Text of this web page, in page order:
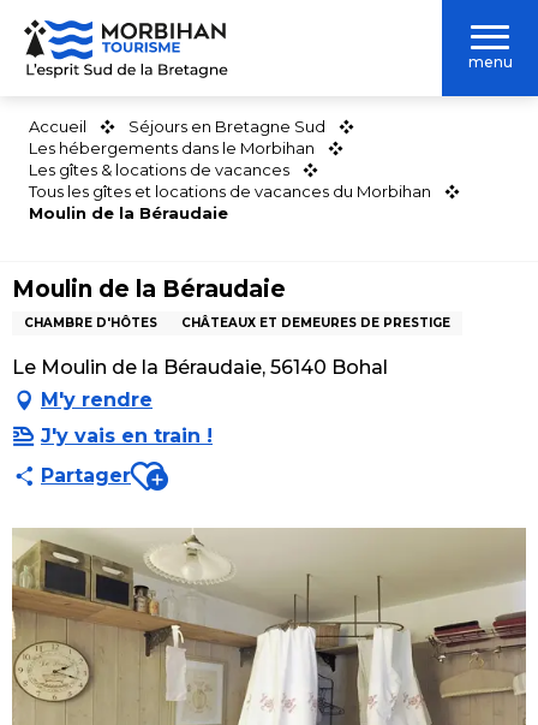
Aller
contenu
menu
Accueil
Séjours en Bretagne Sud
Les hébergements dans le Morbihan
Les gîtes & locations de vacances
Tous les gîtes et locations de vacances du Morbihan
Moulin de la Béraudaie
Moulin de la Béraudaie
CHAMBRE D'HÔTES CHÂTEAUX ET DEMEURES DE PRESTIGE
Le Moulin de la Béraudaie, 56140 Bohal
M'y rendre
J'y vais en train !
PartagerAjouter aux favoris